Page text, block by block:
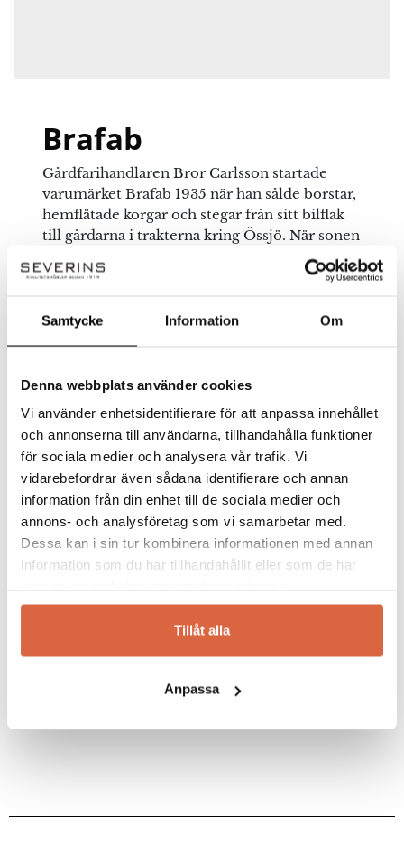
Samtycke Information Om
Denna webbplats använder cookies
Vi använder enhetsidentifierare för att anpassa innehållet
och annonserna till användarna, tillhandahålla funktioner
för sociala medier och analysera vår trafik. Vi
vidarebefordrar även sådana identifierare och annan
information från din enhet till de sociala medier och
annons- och analysföretag som vi samarbetar med.
Dessa kan i sin tur kombinera informationen med annan
information som du har tillhandahållit eller som de har
Tillåt alla
Anpassa
E-post *
Spara mitt namn, min e-postadress och webbplats i
denna webbläsare till nästa gång jag skriver en
Brafab
Gårdfarihandlaren Bror Carlsson startade
varumärket Brafab 1935 när han sålde borstar,
hemflätade korgar och stegar från sitt bilflak
till gårdarna i trakterna kring Össjö. När sonen
Rolf började i företaget startades försäljning
direkt till andra företag och 1975 övergick
Kvalitet, stil och funktion
hemmet och trädgården, altanen eller
ensolstolvid poolen, äta sena middagar med
vännerna iutegruppenellersoffgruppen
under sena sommarkvällar eller ta en fika på
balkongen har vi något för dig. Du skall kunna
användautemöblernai såväl regn som
solsken utan några som helst bekymmer.
Brafab erbjuder ett brett och stilsäkert
håller år efter år.